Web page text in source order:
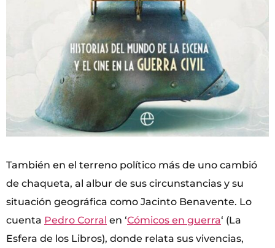
También en el terreno político más de uno cambió
de chaqueta, al albur de sus circunstancias y su
situación geográfica como Jacinto Benavente. Lo
cuenta Pedro Corral en ‘Cómicos en guerra‘ (La
Esfera de los Libros), donde relata sus vivencias,